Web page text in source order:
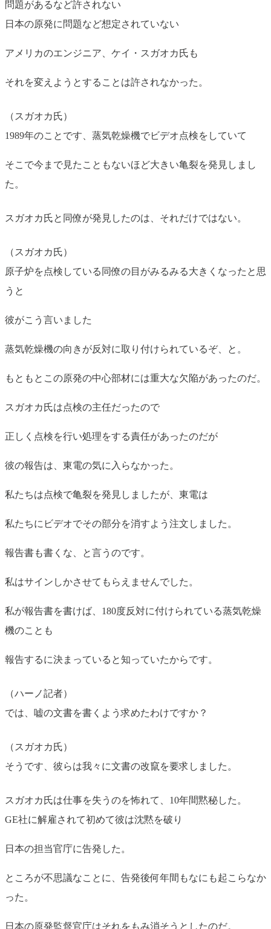
問題があるなど許されない
日本の原発に問題など想定されていない
アメリカのエンジニア、ケイ・スガオカ氏も
それを変えようとすることは許されなかった。
（スガオカ氏）
1989年のことです、蒸気乾燥機でビデオ点検をしていて
そこで今まで見たこともないほど大きい亀裂を発見しまし
た。
スガオカ氏と同僚が発見したのは、それだけではない。
（スガオカ氏）
原子炉を点検している同僚の目がみるみる大きくなったと思
うと
彼がこう言いました
蒸気乾燥機の向きが反対に取り付けられているぞ、と。
もともとこの原発の中心部材には重大な欠陥があったのだ。
スガオカ氏は点検の主任だったので
正しく点検を行い処理をする責任があったのだが
彼の報告は、東電の気に入らなかった。
私たちは点検で亀裂を発見しましたが、東電は
私たちにビデオでその部分を消すよう注文しました。
報告書も書くな、と言うのです。
私はサインしかさせてもらえませんでした。
私が報告書を書けば、180度反対に付けられている蒸気乾燥
機のことも
報告するに決まっていると知っていたからです。
（ハーノ記者）
では、嘘の文書を書くよう求めたわけですか？
（スガオカ氏）
そうです、彼らは我々に文書の改竄を要求しました。
スガオカ氏は仕事を失うのを怖れて、10年間黙秘した。
GE社に解雇されて初めて彼は沈黙を破り
日本の担当官庁に告発した。
ところが不思議なことに、告発後何年間もなにも起こらなか
った。
日本の原発監督官庁はそれをもみ消そうとしたのだ。